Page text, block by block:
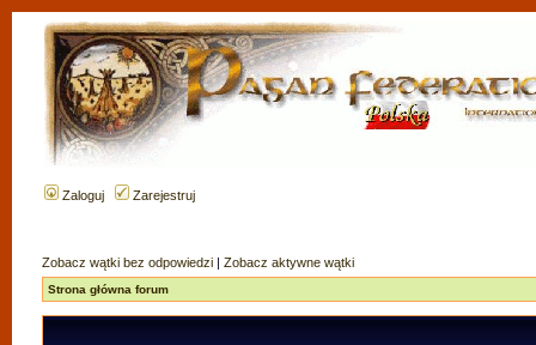
Zaloguj Zarejestruj
Zobacz wątki bez odpowiedzi | Zobacz aktywne wątki
Strona główna forum